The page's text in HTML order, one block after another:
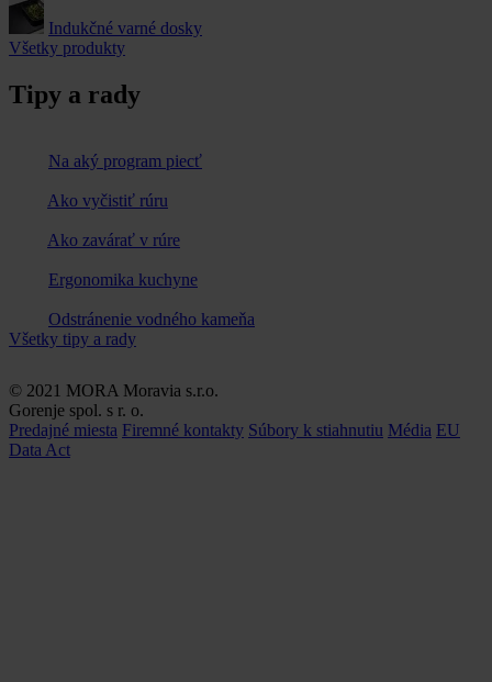
Indukčné varné dosky
Všetky produkty
Tipy a rady
Na aký program piecť
Ako vyčistiť rúru
Ako zavárať v rúre
Ergonomika kuchyne
Odstránenie vodného kameňa
Všetky tipy a rady
© 2021 MORA Moravia s.r.o.
Gorenje spol. s r. o.
Predajné miesta Firemné kontakty Súbory k stiahnutiu Média EU
Data Act